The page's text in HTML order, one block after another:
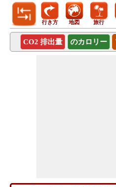
行き方 地図 旅行
CO2 排出量 のカロリー